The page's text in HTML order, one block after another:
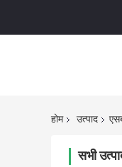
होम उत्पाद
सभी